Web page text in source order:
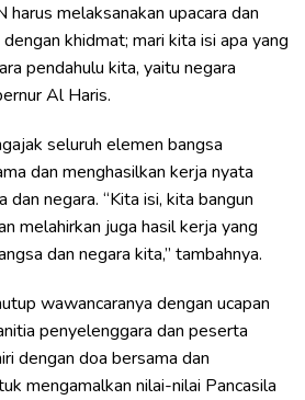
harus melaksanakan upacara dan
khidmat; mari kita isi apa yang
pendahulu kita, yaitu negara
Al Haris.
seluruh elemen bangsa
dan menghasilkan kerja nyata
dan negara. “Kita isi, kita bangun
melahirkan juga hasil kerja yang
dan negara kita,” tambahnya.
wawancaranya dengan ucapan
penyelenggara dan peserta
dengan doa bersama dan
mengamalkan nilai-nilai Pancasila